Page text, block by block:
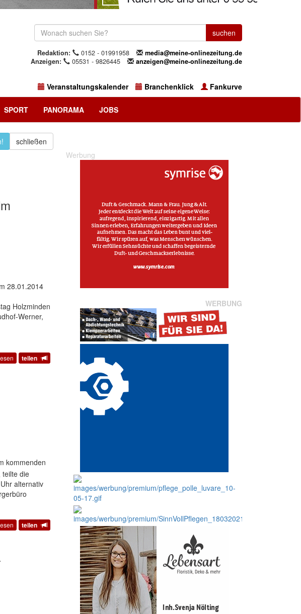
Redaktion: 0152 - 01991958
media@meine-onlinezeitung.de
Anzeigen:
05531 - 9826445 anzeigen@meine-onlinezeitung.de
Veranstaltungskalender Branchenklick Fankurve
SPORT PANORAMA JOBS
schließen
28.01.2014
Holzminden
Werner,
teilen
kommenden
teilte die
alternativ
teilen
Werbung
WERBUNG